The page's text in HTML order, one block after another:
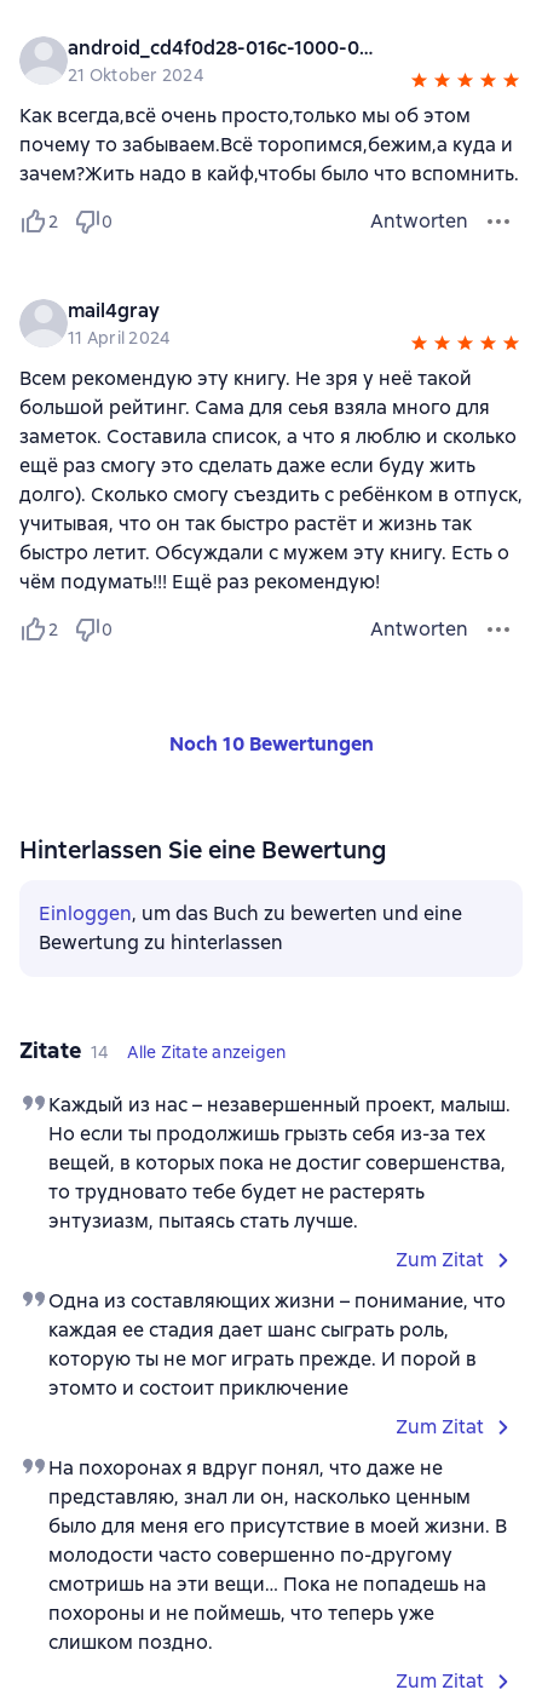
android_cd4f0d28-016c-1000-0000-000000000000
21 Oktober 2024
Как всегда,всё очень просто,только мы об этом
почему то забываем.Всё торопимся,бежим,а куда и
зачем?Жить надо в кайф,чтобы было что вспомнить.
2 0 Antworten
mail4gray
11 April 2024
Всем рекомендую эту книгу. Не зря у неё такой
большой рейтинг. Сама для сеья взяла много для
заметок. Составила список, а что я люблю и сколько
ещё раз смогу это сделать даже если буду жить
долго). Сколько смогу съездить с ребёнком в отпуск,
учитывая, что он так быстро растёт и жизнь так
быстро летит. Обсуждали с мужем эту книгу. Есть о
чём подумать!!! Ещё раз рекомендую!
2 0 Antworten
Noch 10 Bewertungen
Hinterlassen Sie eine Bewertung
Einloggen, um das Buch zu bewerten und eine
Bewertung zu hinterlassen
Zitate 14 Alle Zitate anzeigen
Каждый из нас – незавершенный проект, малыш.
Но если ты продолжишь грызть себя из-за тех
вещей, в которых пока не достиг совершенства,
то трудновато тебе будет не растерять
энтузиазм, пытаясь стать лучше.
Zum Zitat
Одна из составляющих жизни – понимание, что
каждая ее стадия дает шанс сыграть роль,
которую ты не мог играть прежде. И порой в
этомто и состоит приключение
Zum Zitat
На похоронах я вдруг понял, что даже не
представляю, знал ли он, насколько ценным
было для меня его присутствие в моей жизни. В
молодости часто совершенно по-другому
смотришь на эти вещи… Пока не попадешь на
похороны и не поймешь, что теперь уже
слишком поздно.
Zum Zitat